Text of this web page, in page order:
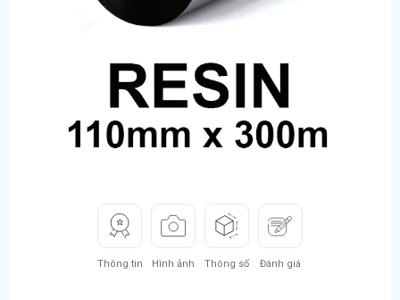
Thông tin Hình ảnh Thông số Đánh giá